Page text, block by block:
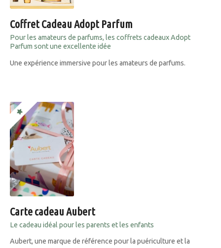
Coffret Cadeau Adopt Parfum
Pour les amateurs de parfums, les coffrets cadeaux Adopt
Parfum sont une excellente idée
Une expérience immersive pour les amateurs de parfums.
Carte cadeau Aubert
Le cadeau idéal pour les parents et les enfants
Aubert, une marque de référence pour la puériculture et la